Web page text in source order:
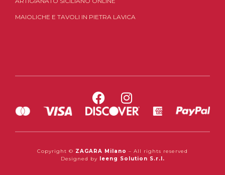
MAIOLICHE E TAVOLI IN PIETRA LAVICA
Copyright © ZAGARA Milano – All rights reserved
Designed by
Ieeng Solution S.r.l.